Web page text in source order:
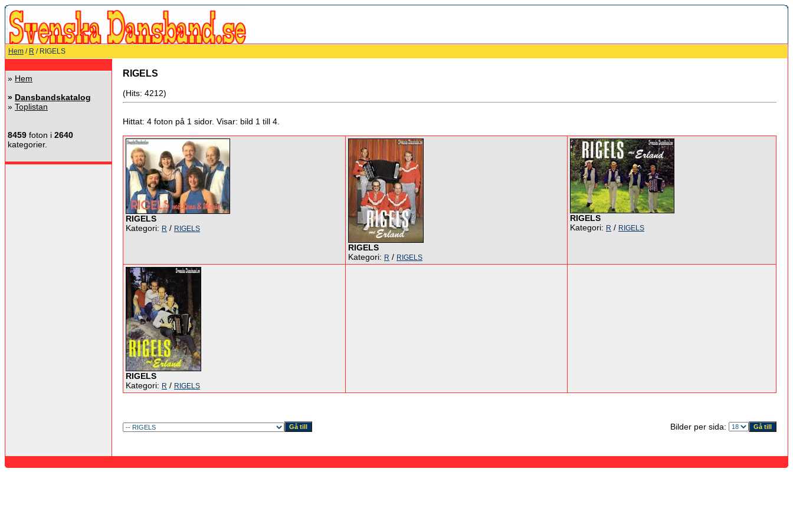
Hem / R / RIGELS
» Hem
» Dansbandskatalog
» Toplistan
8459 foton i 2640
kategorier.
RIGELS
(Hits: 4212)
Hittat: 4 foton på 1 sidor. Visar: bild 1 till 4.
RIGELS
Kategori: R / RIGELS
RIGELS
Kategori: R / RIGELS
RIGELS
Kategori: R / RIGELS
RIGELS
Kategori: R / RIGELS
Bilder per sida: